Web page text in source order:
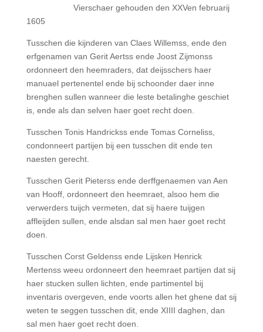
Vierschaer gehouden den XXVen februarij
1605
Tusschen die kijnderen van Claes Willemss, ende den
erfgenamen van Gerit Aertss ende Joost Zijmonss
ordonneert den heemraders, dat deijsschers haer
manuael pertenentel ende bij schoonder daer inne
brenghen sullen wanneer die leste betalinghe geschiet
is, ende als dan selven haer goet recht doen.
Tusschen Tonis Handrickss ende Tomas Corneliss,
condonneert partijen bij een tusschen dit ende ten
naesten gerecht.
Tusschen Gerit Pieterss ende derffgenaemen van Aen
van Hooff, ordonneert den heemraet, alsoo hem die
verwerders tuijch vermeten, dat sij haere tuijgen
affleijden sullen, ende alsdan sal men haer goet recht
doen.
Tusschen Corst Geldenss ende Lijsken Henrick
Mertenss weeu ordonneert den heemraet partijen dat sij
haer stucken sullen lichten, ende partimentel bij
inventaris overgeven, ende voorts allen het ghene dat sij
weten te seggen tusschen dit, ende XIIII daghen, dan
sal men haer goet recht doen.